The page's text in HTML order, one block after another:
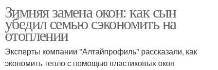
Зимняя замена окон: как сын
убедил семью сэкономить на
отоплении
Эксперты компании "Алтайпрофиль" рассказали, как
экономить тепло с помощью пластиковых окон